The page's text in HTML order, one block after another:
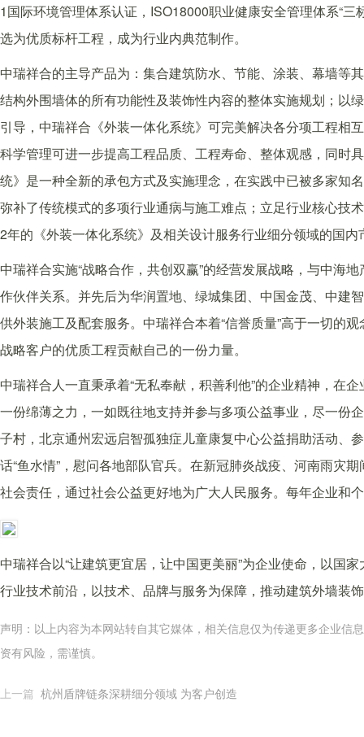
1国际环境管理体系认证，ISO18000职业健康安全管理体系“
选为优质标杆工程，成为行业内典范制作。
中瑞祥合的主导产品为：集合建筑防水、节能、涂装、幕墙等
结构外围墙体的所有功能性及装饰性内容的整体实施规划；以
引导，中瑞祥合《外装一体化系统》可完美解决各分项工程相
科学管理可进一步提高工程品质、工程寿命、整体观感，同时
统》是一种全新的承包方式及实施理念，在实践中已被多家知
弥补了传统模式的多项行业通病与施工难点；立足行业核心技
2年的《外装一体化系统》及相关设计服务行业细分领域的国内
中瑞祥合实施“战略合作，共创双赢”的经营发展战略，与中海
作伙伴关系。并先后为华润置地、绿城集团、中国金茂、中建
供外装施工及配套服务。中瑞祥合本着“信誉质量”高于一切的
战略客户的优质工程贡献自己的一份力量。
中瑞祥合人一直秉承着“无私奉献，积善利他”的企业精神，在
一份绵薄之力，一如既往地支持并参与多项公益事业，尽一份
子村，北京通州宏远启智孤独症儿童康复中心公益捐助活动、
话“鱼水情”，慰问各地部队官兵。在新冠肺炎战疫、河南雨灾
社会责任，通过社会公益更好地为广大人民服务。每年企业和
中瑞祥合以“让建筑更宜居，让中国更美丽”为企业使命，以国
行业技术前沿，以技术、品牌与服务为保障，推动建筑外墙装
声明：以上内容为本网站转自其它媒体，相关信息仅为传递更多企业信
资有风险，需谨慎。
上一篇 杭州盾牌链条深耕细分领域 为客户创造